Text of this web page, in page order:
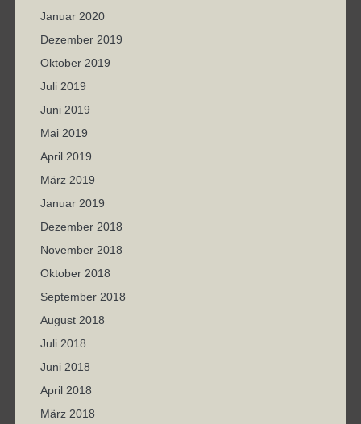
Januar 2020
Dezember 2019
Oktober 2019
Juli 2019
Juni 2019
Mai 2019
April 2019
März 2019
Januar 2019
Dezember 2018
November 2018
Oktober 2018
September 2018
August 2018
Juli 2018
Juni 2018
April 2018
März 2018